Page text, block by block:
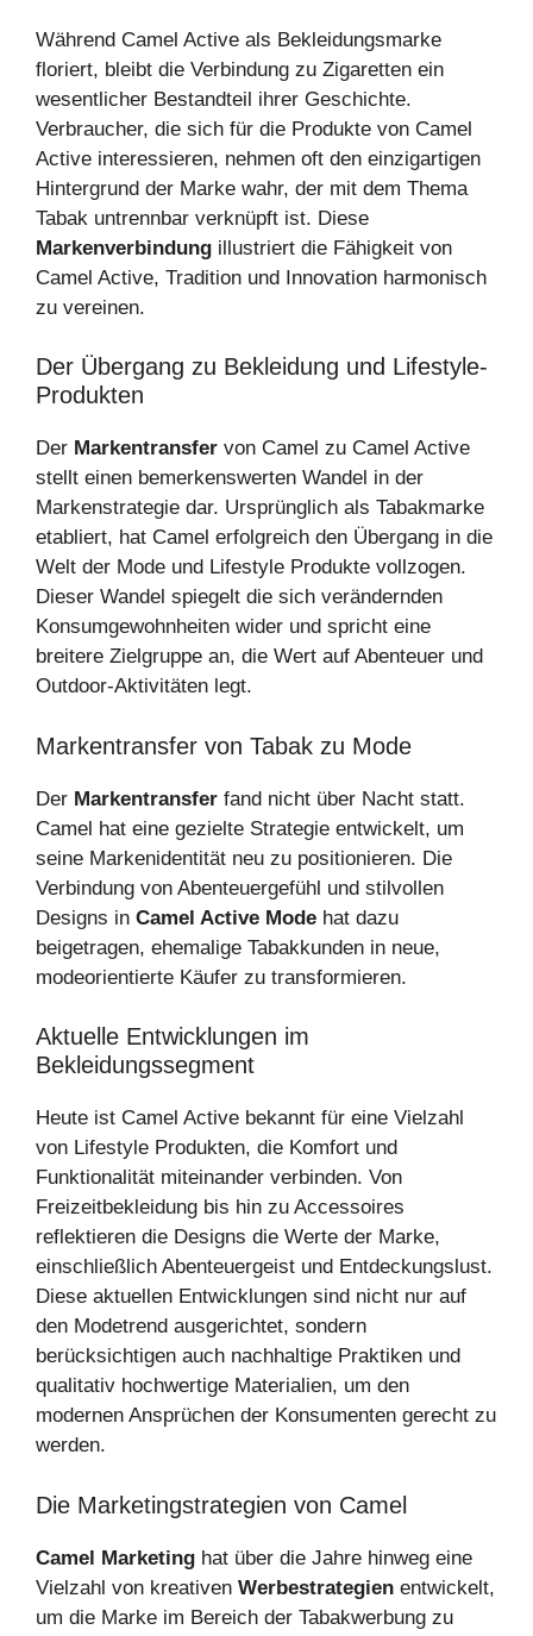
Während Camel Active als Bekleidungsmarke
floriert, bleibt die Verbindung zu Zigaretten ein
wesentlicher Bestandteil ihrer Geschichte.
Verbraucher, die sich für die Produkte von Camel
Active interessieren, nehmen oft den einzigartigen
Hintergrund der Marke wahr, der mit dem Thema
Tabak untrennbar verknüpft ist. Diese
Markenverbindung illustriert die Fähigkeit von
Camel Active, Tradition und Innovation harmonisch
zu vereinen.
Der Übergang zu Bekleidung und Lifestyle-
Produkten
Der Markentransfer von Camel zu Camel Active
stellt einen bemerkenswerten Wandel in der
Markenstrategie dar. Ursprünglich als Tabakmarke
etabliert, hat Camel erfolgreich den Übergang in die
Welt der Mode und Lifestyle Produkte vollzogen.
Dieser Wandel spiegelt die sich verändernden
Konsumgewohnheiten wider und spricht eine
breitere Zielgruppe an, die Wert auf Abenteuer und
Outdoor-Aktivitäten legt.
Markentransfer von Tabak zu Mode
Der Markentransfer fand nicht über Nacht statt.
Camel hat eine gezielte Strategie entwickelt, um
seine Markenidentität neu zu positionieren. Die
Verbindung von Abenteuergefühl und stilvollen
Designs in Camel Active Mode hat dazu
beigetragen, ehemalige Tabakkunden in neue,
modeorientierte Käufer zu transformieren.
Aktuelle Entwicklungen im
Bekleidungssegment
Heute ist Camel Active bekannt für eine Vielzahl
von Lifestyle Produkten, die Komfort und
Funktionalität miteinander verbinden. Von
Freizeitbekleidung bis hin zu Accessoires
reflektieren die Designs die Werte der Marke,
einschließlich Abenteuergeist und Entdeckungslust.
Diese aktuellen Entwicklungen sind nicht nur auf
den Modetrend ausgerichtet, sondern
berücksichtigen auch nachhaltige Praktiken und
qualitativ hochwertige Materialien, um den
modernen Ansprüchen der Konsumenten gerecht zu
werden.
Die Marketingstrategien von Camel
Camel Marketing hat über die Jahre hinweg eine
Vielzahl von kreativen Werbestrategien entwickelt,
um die Marke im Bereich der Tabakwerbung zu